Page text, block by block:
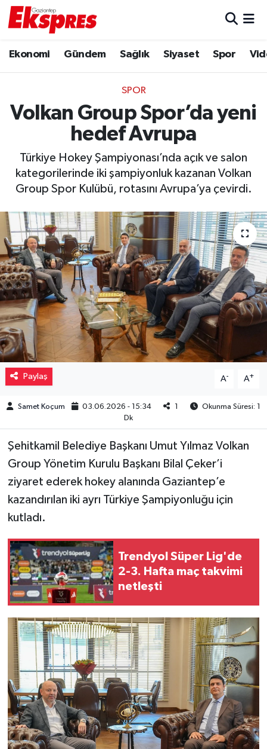
Ekonomi Gündem Sağlık Siyaset Spor
SPOR
Volkan Group Spor’da yeni
hedef Avrupa
Türkiye Hokey Şampiyonası’nda açık ve salon
kategorilerinde iki şampiyonluk kazanan Volkan
Group Spor Kulübü, rotasını Avrupa’ya çevirdi.
Paylaş A- A+
Samet Koçum 03.06.2026 - 15:34 1
Okunma Süresi: 1
Dk
Şehitkamil Belediye Başkanı Umut Yılmaz Volkan
Group Yönetim Kurulu Başkanı Bilal Çeker’i
ziyaret ederek hokey alanında Gaziantep’e
kazandırılan iki ayrı Türkiye Şampiyonluğu için
kutladı.
Trendyol Süper Lig'de
2-3. Hafta maç takvimi
netleşti
Ekonomi
Gaziantep son dakika
Gündem
Haberler
Kültür Sanat
Magazin
Müzik
Piyasa
Resmi İlanlar
Sağlık
Sinemalar
Siyaset
Spor
Teknoloji
Video Haber
Yaşam
Yeme-İçme
Yemek
Trafik Durumu
Puan Durumu ve Fikstür
Tüm Manşetler
Son Dakika Haberleri
Haber Arşivi